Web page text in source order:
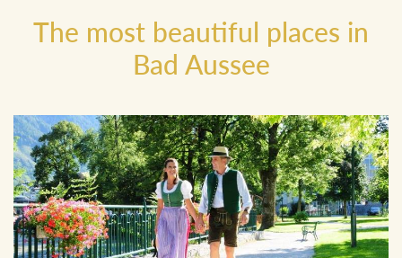
The most beautiful places in
Bad Aussee